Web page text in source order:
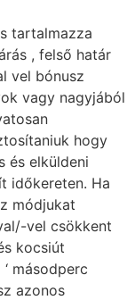
tartalmazza
, felső határ
vel bónusz
vagy nagyjából
hogy
és elküldeni
időkereten. Ha
módjukat
vel csökkent
kocsiút
másodperc
azonos